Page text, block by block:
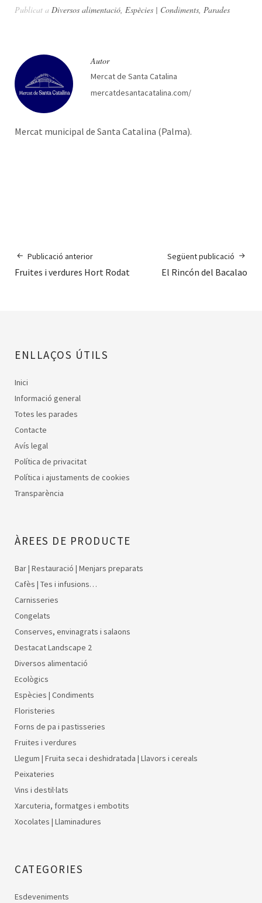
Publicat a Diversos alimentació, Espècies | Condiments, Parades
Autor
Mercat de Santa Catalina
mercatdesantacatalina.com/
Mercat municipal de Santa Catalina (Palma).
Publicació anterior
Fruites i verdures Hort Rodat
Següent publicació
El Rincón del Bacalao
ENLLAÇOS ÚTILS
Inici
Informació general
Totes les parades
Contacte
Avís legal
Política de privacitat
Política i ajustaments de cookies
Transparència
ÀREES DE PRODUCTE
Bar | Restauració | Menjars preparats
Cafès | Tes i infusions…
Carnisseries
Congelats
Conserves, envinagrats i salaons
Destacat Landscape 2
Diversos alimentació
Ecològics
Espècies | Condiments
Floristeries
Forns de pa i pastisseries
Fruites i verdures
Llegum | Fruita seca i deshidratada | Llavors i cereals
Peixateries
Vins i destil·lats
Xarcuteria, formatges i embotits
Xocolates | Llaminadures
CATEGORIES
Esdeveniments